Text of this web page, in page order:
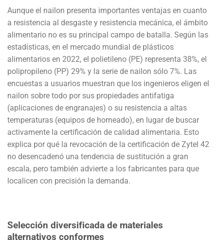
Aunque el nailon presenta importantes ventajas en cuanto
a resistencia al desgaste y resistencia mecánica, el ámbito
alimentario no es su principal campo de batalla. Según las
estadísticas, en el mercado mundial de plásticos
alimentarios en 2022, el polietileno (PE) representa 38%, el
polipropileno (PP) 29% y la serie de nailon sólo 7%. Las
encuestas a usuarios muestran que los ingenieros eligen el
nailon sobre todo por sus propiedades antifatiga
(aplicaciones de engranajes) o su resistencia a altas
temperaturas (equipos de horneado), en lugar de buscar
activamente la certificación de calidad alimentaria. Esto
explica por qué la revocación de la certificación de Zytel 42
no desencadenó una tendencia de sustitución a gran
escala, pero también advierte a los fabricantes para que
localicen con precisión la demanda.
Selección diversificada de materiales
alternativos conformes